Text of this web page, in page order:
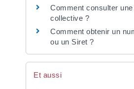
Comment consulter
collective ?
Comment obtenir un
ou un Siret ?
Et aussi